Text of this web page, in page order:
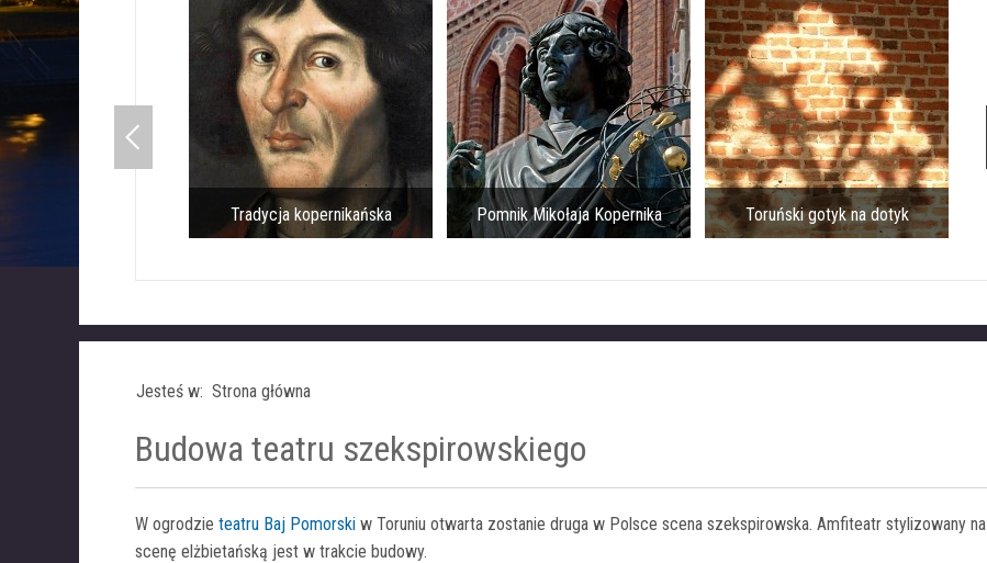
Tradycja kopernikańska Pomnik Mikołaja Kopernika Toruński gotyk na dotyk
Jesteś w: Strona główna
Budowa teatru szekspirowskiego
W ogrodzie teatru Baj Pomorski w Toruniu otwarta zostanie druga w Polsce scena szekspirowska. Amfiteatr stylizowany na
scenę elżbietańską jest w trakcie budowy.